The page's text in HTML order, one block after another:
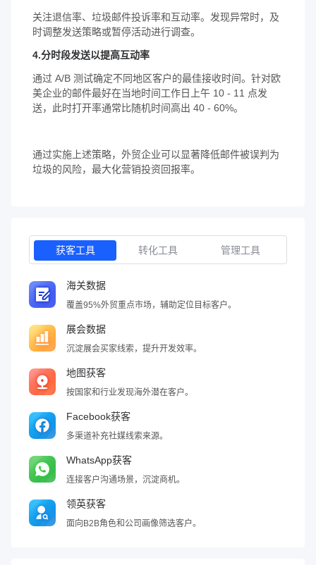
关注退信率、垃圾邮件投诉率和互动率。发现异常时，及
时调整发送策略或暂停活动进行调查。
4.分时段发送以提高互动率
通过 A/B 测试确定不同地区客户的最佳接收时间。针对欧
美企业的邮件最好在当地时间工作日上午 10 - 11 点发
送，此时打开率通常比随机时间高出 40 - 60%。
通过实施上述策略，外贸企业可以显著降低邮件被误判为
垃圾的风险，最大化营销投资回报率。
获客工具 转化工具 管理工具
海关数据
覆盖95%外贸重点市场，辅助定位目标客户。
展会数据
沉淀展会买家线索，提升开发效率。
地图获客
按国家和行业发现海外潜在客户。
Facebook获客
多渠道补充社媒线索来源。
WhatsApp获客
连接客户沟通场景，沉淀商机。
领英获客
面向B2B角色和公司画像筛选客户。